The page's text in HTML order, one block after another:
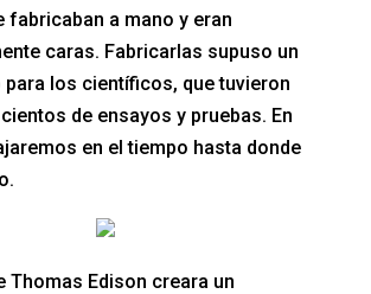
fabricaban a mano y eran
caras. Fabricarlas supuso un
para los científicos, que tuvieron
de ensayos y pruebas. En
en el tiempo hasta donde
Thomas Edison creara un